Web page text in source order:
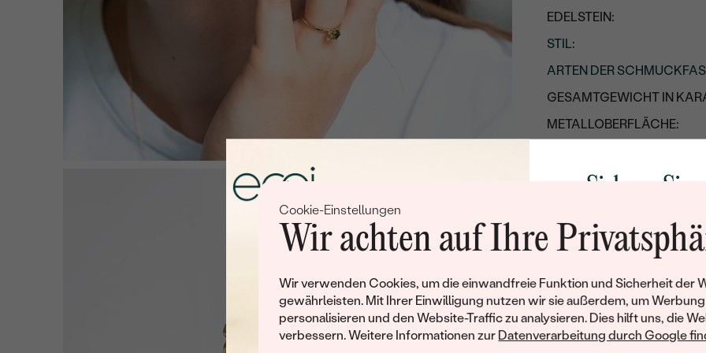
Cookie-Einstellungen
Wir achten auf Ihre
Wir verwenden Cookies, um die einwandfreie Funktion und Sicherheit der
gewährleisten. Mit Ihrer Einwilligung nutzen wir sie außerdem, um Werbung
personalisieren und den Website-Traffic zu analysieren. Dies hilft uns, die
verbessern. Weitere Informationen zur Datenverarbeitung durch Google
EDELSTEIN:
STIL:
ARTEN DER
GESAMTGEWICHT IN
METALLOBERFLÄCHE:
ANZAHL:
ABMESSUNGEN:
FARBE:
Sichern Sie
Rabatt auf
Werden Sie Teil
und entdecken Sie die
gefertigten Schmucks